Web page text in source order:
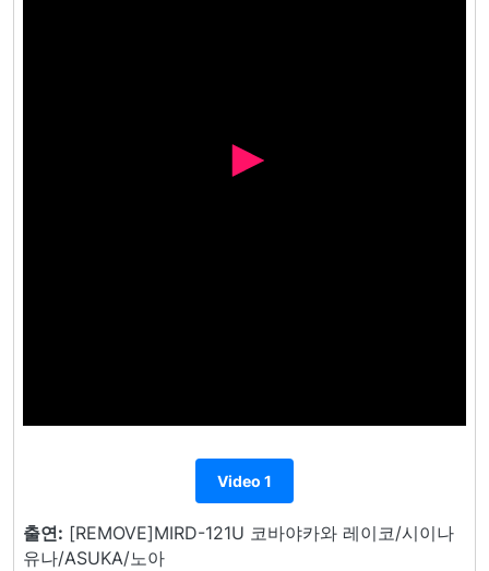
Video 1
출연: [REMOVE]MIRD-121U 코바야카와 레이코/시이나
유나/ASUKA/노아